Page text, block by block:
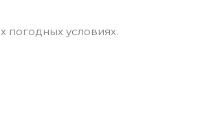
погодных условиях.